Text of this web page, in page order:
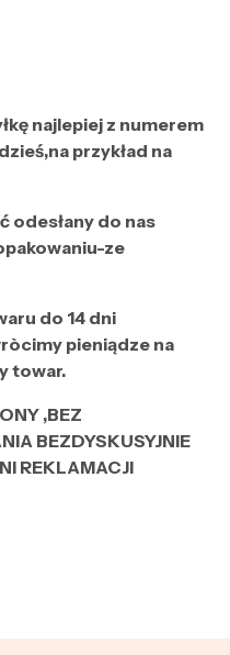
najlepiej z numerem
przykład na
odesłany do nas
ze
do 14 dni
pieniądze na
towar.
,BEZ
BEZDYSKUSYJNIE
REKLAMACJI